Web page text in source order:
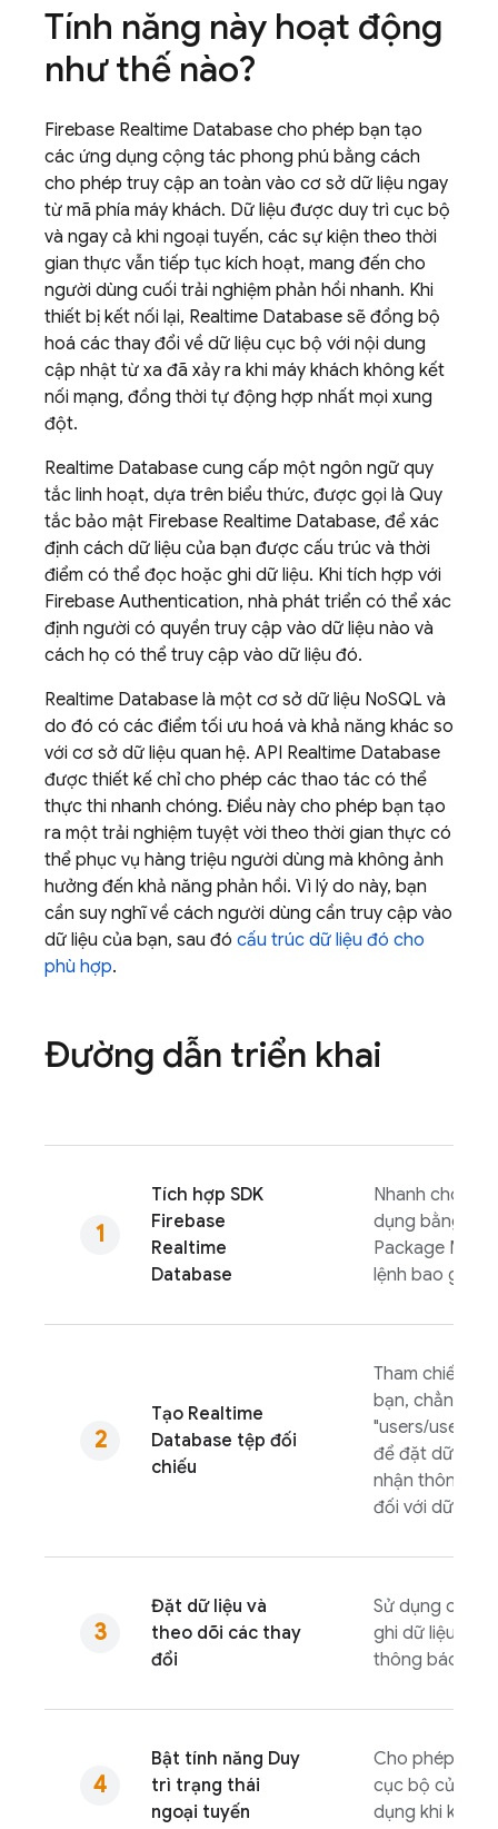
Tính năng này hoạt động
như thế nào?
Firebase Realtime Database cho phép bạn tạo
các ứng dụng cộng tác phong phú bằng cách
cho phép truy cập an toàn vào cơ sở dữ liệu ngay
từ mã phía máy khách. Dữ liệu được duy trì cục bộ
và ngay cả khi ngoại tuyến, các sự kiện theo thời
gian thực vẫn tiếp tục kích hoạt, mang đến cho
người dùng cuối trải nghiệm phản hồi nhanh. Khi
thiết bị kết nối lại, Realtime Database sẽ đồng bộ
hoá các thay đổi về dữ liệu cục bộ với nội dung
cập nhật từ xa đã xảy ra khi máy khách không kết
nối mạng, đồng thời tự động hợp nhất mọi xung
đột.
Realtime Database cung cấp một ngôn ngữ quy
tắc linh hoạt, dựa trên biểu thức, được gọi là Quy
tắc bảo mật Firebase Realtime Database, để xác
định cách dữ liệu của bạn được cấu trúc và thời
điểm có thể đọc hoặc ghi dữ liệu. Khi tích hợp với
Firebase Authentication, nhà phát triển có thể xác
định người có quyền truy cập vào dữ liệu nào và
cách họ có thể truy cập vào dữ liệu đó.
Realtime Database là một cơ sở dữ liệu NoSQL và
do đó có các điểm tối ưu hoá và khả năng khác so
với cơ sở dữ liệu quan hệ. API Realtime Database
được thiết kế chỉ cho phép các thao tác có thể
thực thi nhanh chóng. Điều này cho phép bạn tạo
ra một trải nghiệm tuyệt vời theo thời gian thực có
thể phục vụ hàng triệu người dùng mà không ảnh
hưởng đến khả năng phản hồi. Vì lý do này, bạn
cần suy nghĩ về cách người dùng cần truy cập vào
dữ liệu của bạn, sau đó cấu trúc dữ liệu đó cho
phù hợp.
Đường dẫn triển khai
Tích hợp SDK
Firebase
Realtime
Database
Nhanh chóng
dụng bằng
Package
lệnh bao gồm.
Tạo Realtime
Database tệp đối
chiếu
Tham chiếu dữ
bạn, chẳng
"users/
để đặt dữ liệu
nhận thông
đối với dữ liệu.
Đặt dữ liệu và
theo dõi các thay
đổi
Sử dụng các
ghi dữ liệu
thông báo khi
Bật tính năng Duy
trì trạng thái
ngoại tuyến
Cho phép ghi
cục bộ của
dụng khi